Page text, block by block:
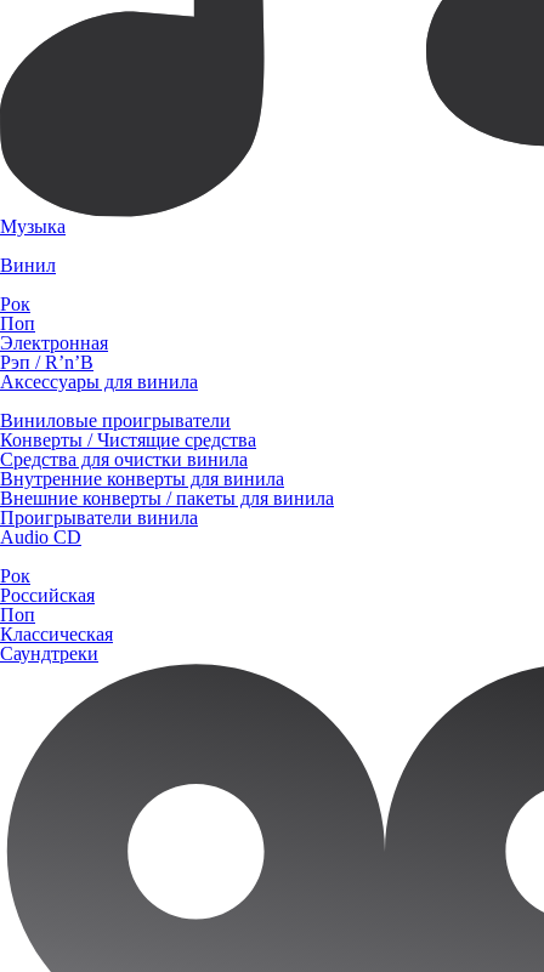
Музыка
Винил
Рок
Поп
Электронная
Рэп / R’n’B
Аксессуары для винила
Виниловые проигрыватели
Конверты / Чистящие средства
Средства для очистки винила
Внутренние конверты для винила
Внешние конверты / пакеты для винила
Проигрыватели винила
Audio CD
Рок
Российская
Поп
Классическая
Саундтреки